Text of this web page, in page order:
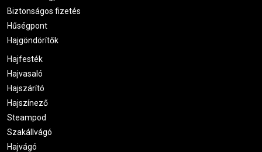
Biztonságos fizetés
Hűségpont
Hajgöndörítők
Hajfesték
Hajvasaló
Hajszárító
Hajszínező
Steampod
Szakállvágó
Hajvágó